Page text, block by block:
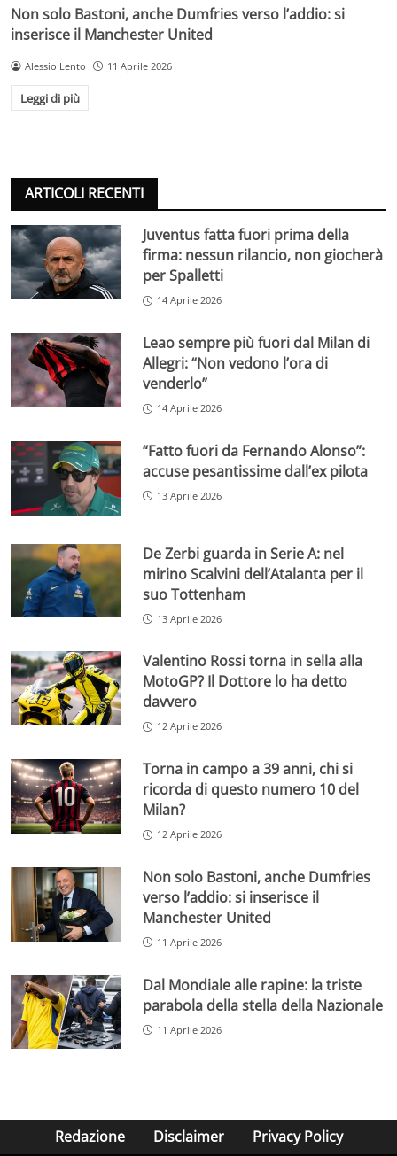
Non solo Bastoni, anche Dumfries verso l’addio: si
inserisce il Manchester United
Alessio Lento 11 Aprile 2026
Leggi di più
ARTICOLI RECENTI
Juventus fatta fuori prima della
firma: nessun rilancio, non giocherà
per Spalletti
14 Aprile 2026
Leao sempre più fuori dal Milan di
Allegri: “Non vedono l’ora di
venderlo”
14 Aprile 2026
“Fatto fuori da Fernando Alonso”:
accuse pesantissime dall’ex pilota
13 Aprile 2026
De Zerbi guarda in Serie A: nel
mirino Scalvini dell’Atalanta per il
suo Tottenham
13 Aprile 2026
Valentino Rossi torna in sella alla
MotoGP? Il Dottore lo ha detto
davvero
12 Aprile 2026
Torna in campo a 39 anni, chi si
ricorda di questo numero 10 del
Milan?
12 Aprile 2026
Non solo Bastoni, anche Dumfries
verso l’addio: si inserisce il
Manchester United
11 Aprile 2026
Dal Mondiale alle rapine: la triste
parabola della stella della Nazionale
11 Aprile 2026
Redazione Disclaimer Privacy Policy